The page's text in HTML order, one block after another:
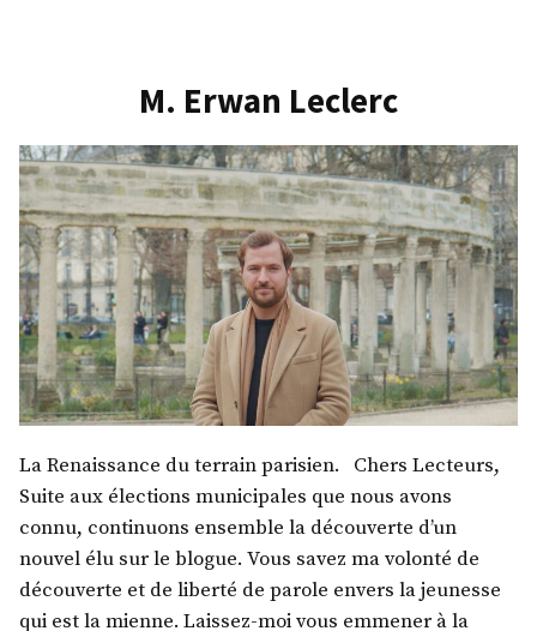
M. Erwan Leclerc
La Renaissance du terrain parisien. Chers Lecteurs,
Suite aux élections municipales que nous avons
connu, continuons ensemble la découverte d’un
nouvel élu sur le blogue. Vous savez ma volonté de
découverte et de liberté de parole envers la jeunesse
qui est la mienne. Laissez-moi vous emmener à la